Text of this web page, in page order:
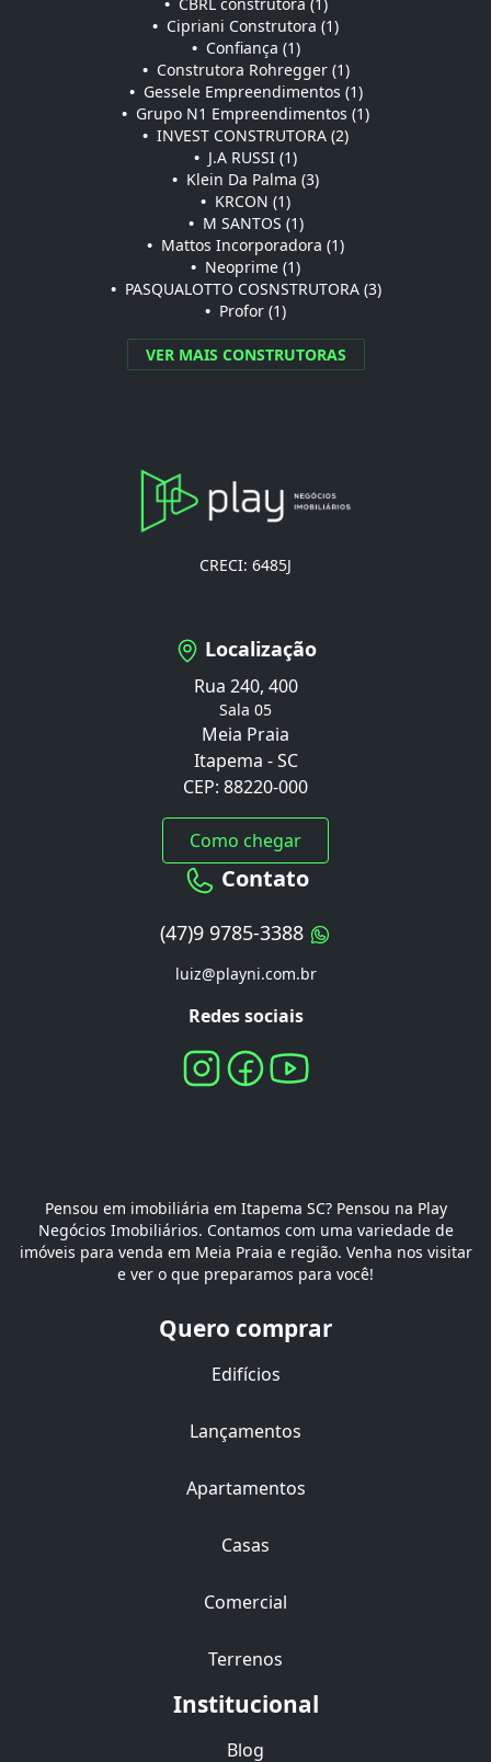
• Cipriani Construtora (1)
• Confiança (1)
• Construtora Rohregger (1)
• Gessele Empreendimentos (1)
• Grupo N1 Empreendimentos (1)
• INVEST CONSTRUTORA (2)
• J.A RUSSI (1)
• Klein Da Palma (3)
• KRCON (1)
• M SANTOS (1)
• Mattos Incorporadora (1)
• Neoprime (1)
• PASQUALOTTO COSNSTRUTORA (3)
• Profor (1)
VER MAIS CONSTRUTORAS
CRECI: 6485J
Localização
Rua 240, 400
Sala 05
Meia Praia
Itapema - SC
CEP: 88220-000
Como chegar
Contato
(47)9 9785-3388
luiz@playni.com.br
Redes sociais
Pensou em imobiliária em Itapema SC? Pensou na Play
Negócios Imobiliários. Contamos com uma variedade de
imóveis para venda em Meia Praia e região. Venha nos visitar
e ver o que preparamos para você!
Quero comprar
Edifícios
Lançamentos
Apartamentos
Casas
Comercial
Terrenos
Institucional
Blog